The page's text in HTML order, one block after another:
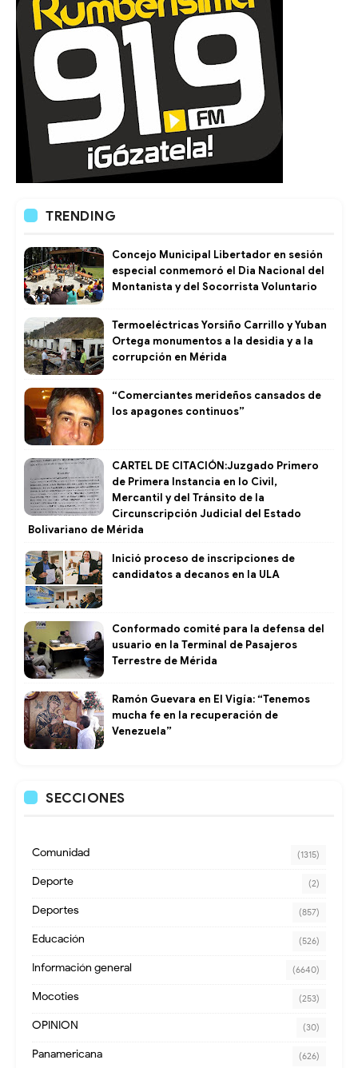
TRENDING
Concejo Municipal Libertador en sesión
especial conmemoró el Dia Nacional del
Montanista y del Socorrista Voluntario
Termoeléctricas Yorsiño Carrillo y Yuban
Ortega monumentos a la desidia y a la
corrupción en Mérida
“Comerciantes merideños cansados de
los apagones continuos”
CARTEL DE CITACIÓN:Juzgado Primero
de Primera Instancia en lo Civil,
Mercantil y del Tránsito de la
Circunscripción Judicial del Estado
Bolivariano de Mérida
Inició proceso de inscripciones de
candidatos a decanos en la ULA
Conformado comité para la defensa del
usuario en la Terminal de Pasajeros
Terrestre de Mérida
Ramón Guevara en El Vigía: “Tenemos
mucha fe en la recuperación de
Venezuela”
SECCIONES
Comunidad (1315)
Deporte (2)
Deportes (857)
Educación (526)
Información general (6640)
Mocoties (253)
OPINION (30)
Panamericana (626)